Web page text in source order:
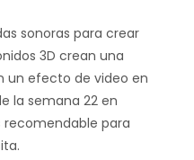
sonoras para crear
3D crean una
un efecto de video en
la semana 22 en
recomendable para